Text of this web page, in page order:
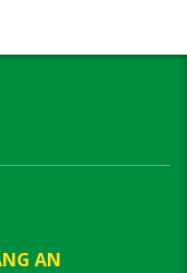
AN